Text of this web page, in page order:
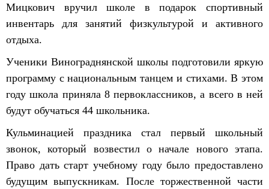
Мицкович вручил школе в подарок спортивный
инвентарь для занятий физкультурой и активного
отдыха.
Ученики Винограднянской школы подготовили яркую
программу с национальным танцем и стихами. В этом
году школа приняла 8 первоклассников, а всего в ней
будут обучаться 44 школьника.
Кульминацией праздника стал первый школьный
звонок, который возвестил о начале нового этапа.
Право дать старт учебному году было предоставлено
будущим выпускникам. После торжественной части